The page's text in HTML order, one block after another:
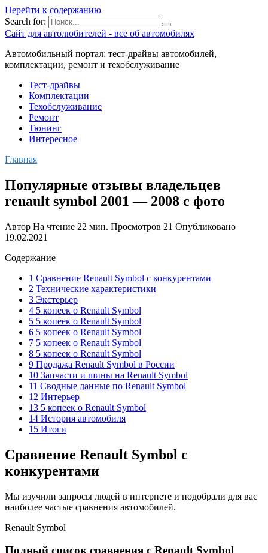
Перейти к содержанию
Search for:
Сайт для автолюбителей - все об автомобилях
Автомобильный портал: тест-драйвы автомобилей,
комплектации, ремонт и техобслуживание
Тест-драйвы
Комплектации
Техобслуживание
Ремонт
Тюнинг
Интересное
Главная
Популярные отзывы владельцев
renault symbol 2001 — 2008 с фото
Автор На чтение 22 мин. Просмотров 21 Опубликовано
19.02.2021
Содержание
1 Сравнение Renault Symbol с конкурентами
2 Технические характеристики
3 Экстерьер
4 5 копеек о Renault Symbol
5 5 копеек о Renault Symbol
6 5 копеек о Renault Symbol
7 5 копеек о Renault Symbol
8 5 копеек о Renault Symbol
9 Продажа Renault Symbol в России
10 Запчасти и шины на Renault Symbol
11 Сводные данные по Renault Symbol
12 Интерьер
13 5 копеек о Renault Symbol
14 История автомобиля
15 Итоги
Сравнение Renault Symbol с
конкурентами
Мы изучили запросы людей в интернете и подобрали для вас
наиболее частые сравнения автомобилей.
Renault Symbol